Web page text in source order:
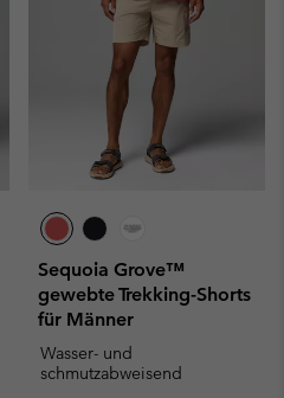
Sequoia Grove™
gewebte Trekking-Shorts
für Männer
Wasser- und
schmutzabweisend